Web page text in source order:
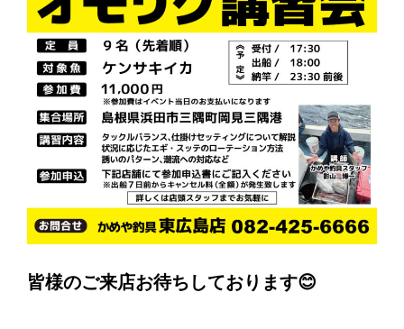
皆様のご来店お待ちしております😊